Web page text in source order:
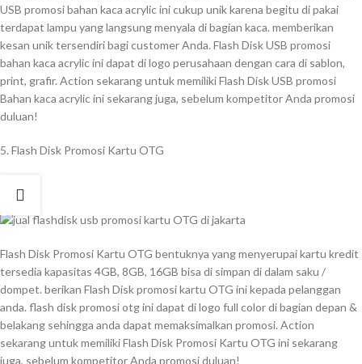
USB promosi bahan kaca acrylic ini cukup unik karena begitu di pakai
terdapat lampu yang langsung menyala di bagian kaca. memberikan
kesan unik tersendiri bagi customer Anda. Flash Disk USB promosi
bahan kaca acrylic ini dapat di logo perusahaan dengan cara di sablon,
print, grafir. Action sekarang untuk memiliki Flash Disk USB promosi
Bahan kaca acrylic ini sekarang juga, sebelum kompetitor Anda promosi
duluan!
5. Flash Disk Promosi Kartu OTG
Flash Disk Promosi Kartu OTG bentuknya yang menyerupai kartu kredit
tersedia kapasitas 4GB, 8GB, 16GB bisa di simpan di dalam saku /
dompet. berikan Flash Disk promosi kartu OTG ini kepada pelanggan
anda. flash disk promosi otg ini dapat di logo full color di bagian depan &
belakang sehingga anda dapat memaksimalkan promosi. Action
sekarang untuk memiliki Flash Disk Promosi Kartu OTG ini sekarang
juga, sebelum kompetitor Anda promosi duluan!